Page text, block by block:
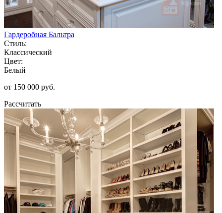
Гардеробная Бальтра
Стиль:
Классический
Цвет:
Белый
от 150 000 руб.
Рассчитать